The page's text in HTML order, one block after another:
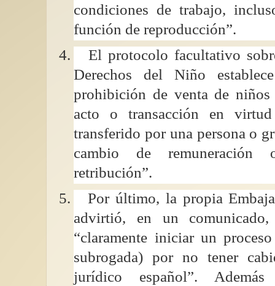
condiciones de trabajo,
función de reproducción”.
4.
El protocolo facultativo
Derechos del Niño
prohibición de venta de
acto o transacción en
transferido por una persona o
cambio de
retribución”.
5.
Por último, la propia
advirtió, en un comunicado,
“claramente iniciar un
subrogada) por no tener
jurídico español”.